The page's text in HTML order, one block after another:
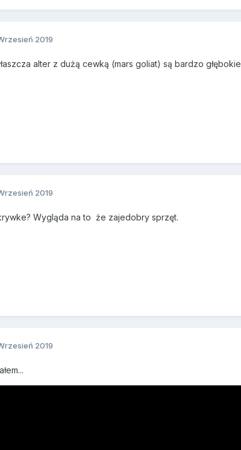
2019
alter z dużą cewką (mars goliat) są bardzo głębokie
2019
Wygląda na to że zajedobry sprzęt.
2019